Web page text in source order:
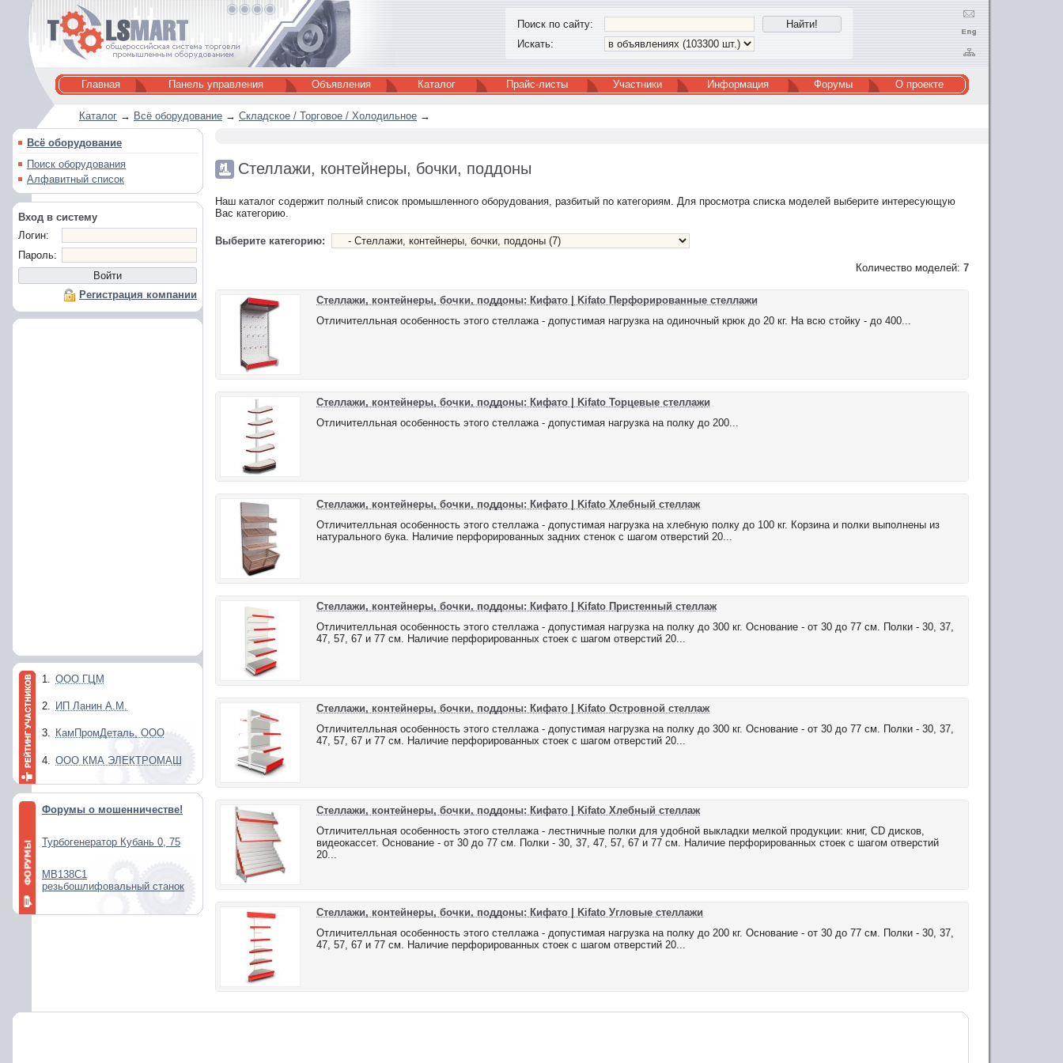
Поиск по сайту:
Искать:
Главная Панель управления Объявления Каталог Прайс-листы Участники Информация Форумы О проекте
Каталог → Всё оборудование → Складское / Торговое / Холодильное →
Всё оборудование
Поиск оборудования
Алфавитный список
Вход в систему
Логин:
Пароль:
Регистрация компании
1. ООО ГЦМ
2. ИП Ланин А.М.
3. КамПромДеталь, ООО
4. ООО КМА ЭЛЕКТРОМАШ
Форумы о мошенничестве!
Турбогенератор Кубань 0, 75
МВ138С1
резьбошлифовальный станок
Стеллажи, контейнеры, бочки, поддоны
Наш каталог содержит полный список промышленного оборудования, разбитый по категориям. Для просмотра списка моделей выберите интересующую
Вас категорию.
Выберите категорию:
Количество моделей: 7
Стеллажи, контейнеры, бочки, поддоны: Кифато | Kifato Перфорированные стеллажи
Отличителльная особенность этого стеллажа - допустимая нагрузка на одиночный крюк до 20 кг. На всю стойку - до 400...
Стеллажи, контейнеры, бочки, поддоны: Кифато | Kifato Торцевые стеллажи
Отличителльная особенность этого стеллажа - допустимая нагрузка на полку до 200...
Стеллажи, контейнеры, бочки, поддоны: Кифато | Kifato Хлебный стеллаж
Отличителльная особенность этого стеллажа - допустимая нагрузка на хлебную полку до 100 кг. Корзина и полки выполнены из
натурального бука. Наличие перфорированных задних стенок с шагом отверстий 20...
Стеллажи, контейнеры, бочки, поддоны: Кифато | Kifato Пристенный стеллаж
Отличителльная особенность этого стеллажа - допустимая нагрузка на полку до 300 кг. Основание - от 30 до 77 см. Полки - 30, 37,
47, 57, 67 и 77 см. Наличие перфорированных стоек с шагом отверстий 20...
Стеллажи, контейнеры, бочки, поддоны: Кифато | Kifato Островной стеллаж
Отличителльная особенность этого стеллажа - допустимая нагрузка на полку до 300 кг. Основание - от 30 до 77 см. Полки - 30, 37,
47, 57, 67 и 77 см. Наличие перфорированных стоек с шагом отверстий 20...
Стеллажи, контейнеры, бочки, поддоны: Кифато | Kifato Хлебный стеллаж
Отличителльная особенность этого стеллажа - лестничные полки для удобной выкладки мелкой продукции: книг, CD дисков,
видеокассет. Основание - от 30 до 77 см. Полки - 30, 37, 47, 57, 67 и 77 см. Наличие перфорированных стоек с шагом отверстий
20...
Стеллажи, контейнеры, бочки, поддоны: Кифато | Kifato Угловые стеллажи
Отличителльная особенность этого стеллажа - допустимая нагрузка на полку до 200 кг. Основание - от 30 до 77 см. Полки - 30, 37,
47, 57, 67 и 77 см. Наличие перфорированных стоек с шагом отверстий 20...